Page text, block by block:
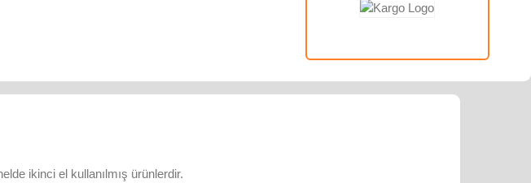
ikinci el kullanılmış ürünlerdir.